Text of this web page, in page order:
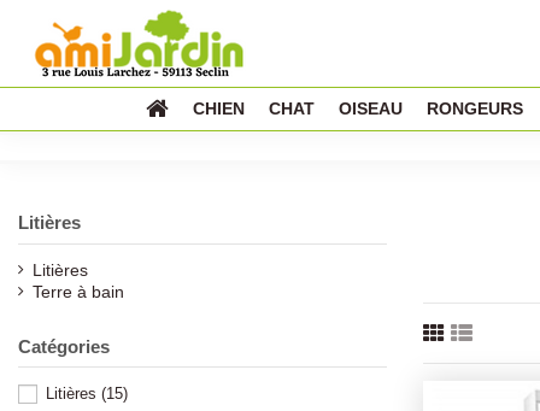
CHIEN CHAT OISEAU RONGEURS
Litières
Litières
Terre à bain
Catégories
Litières (15)